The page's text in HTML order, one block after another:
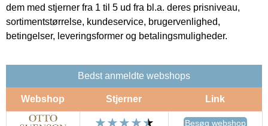
dem med stjerner fra 1 til 5 ud fra bl.a. deres prisniveau,
sortimentstørrelse, kundeservice, brugervenlighed,
betingelser, leveringsformer og betalingsmuligheder.
Bedst anmeldte webshops
Webshop Stjerner Link
Besøg webshop